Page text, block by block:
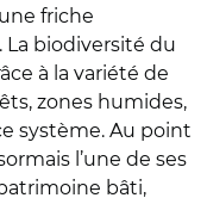
friche
biodiversité du
à la variété de
zones humides,
système. Au point
l’une de ses
bâti,